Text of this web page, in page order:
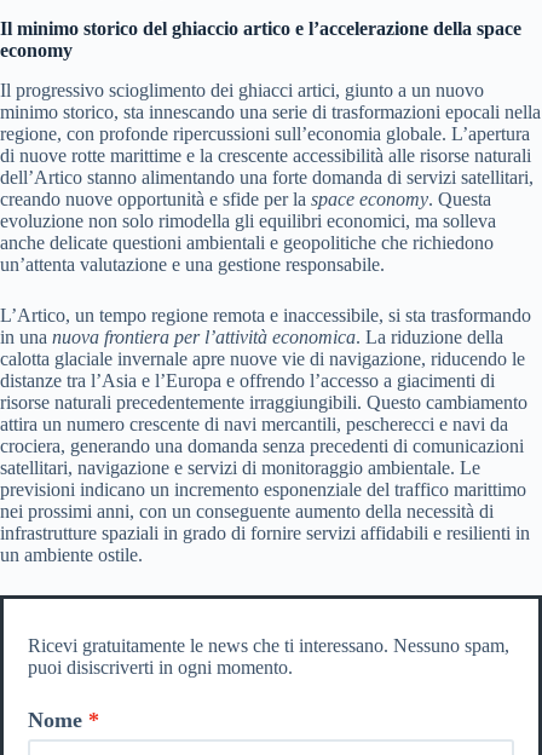
Il minimo storico del ghiaccio artico e l’accelerazione della space
economy
Il progressivo scioglimento dei ghiacci artici, giunto a un nuovo
minimo storico, sta innescando una serie di trasformazioni epocali nella
regione, con profonde ripercussioni sull’economia globale. L’apertura
di nuove rotte marittime e la crescente accessibilità alle risorse naturali
dell’Artico stanno alimentando una forte domanda di servizi satellitari,
creando nuove opportunità e sfide per la space economy. Questa
evoluzione non solo rimodella gli equilibri economici, ma solleva
anche delicate questioni ambientali e geopolitiche che richiedono
un’attenta valutazione e una gestione responsabile.
L’Artico, un tempo regione remota e inaccessibile, si sta trasformando
in una nuova frontiera per l’attività economica. La riduzione della
calotta glaciale invernale apre nuove vie di navigazione, riducendo le
distanze tra l’Asia e l’Europa e offrendo l’accesso a giacimenti di
risorse naturali precedentemente irraggiungibili. Questo cambiamento
attira un numero crescente di navi mercantili, pescherecci e navi da
crociera, generando una domanda senza precedenti di comunicazioni
satellitari, navigazione e servizi di monitoraggio ambientale. Le
previsioni indicano un incremento esponenziale del traffico marittimo
nei prossimi anni, con un conseguente aumento della necessità di
infrastrutture spaziali in grado di fornire servizi affidabili e resilienti in
un ambiente ostile.
Ricevi gratuitamente le news che ti interessano. Nessuno spam,
puoi disiscriverti in ogni momento.
Nome